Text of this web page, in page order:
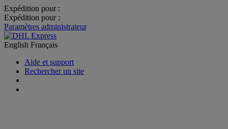
Expédition pour :
Expédition pour :
Paramètres administrateur
English Français
Aide et support
Rechercher un site